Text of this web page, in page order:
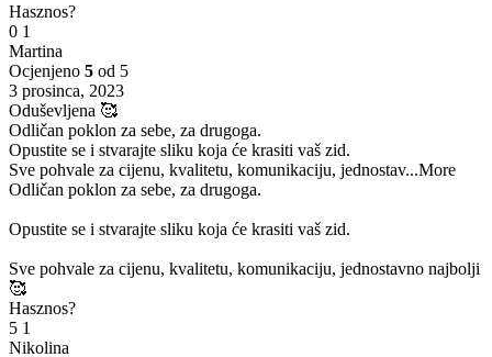
Hasznos?
0 1
Martina
Ocjenjeno 5 od 5
3 prosinca, 2023
Oduševljena 🥰
Odličan poklon za sebe, za drugoga.
Opustite se i stvarajte sliku koja će krasiti vaš zid.
Sve pohvale za cijenu, kvalitetu, komunikaciju, jednostav...More
Odličan poklon za sebe, za drugoga.
Opustite se i stvarajte sliku koja će krasiti vaš zid.
Sve pohvale za cijenu, kvalitetu, komunikaciju, jednostavno najbolji
🥰
Hasznos?
5 1
Nikolina